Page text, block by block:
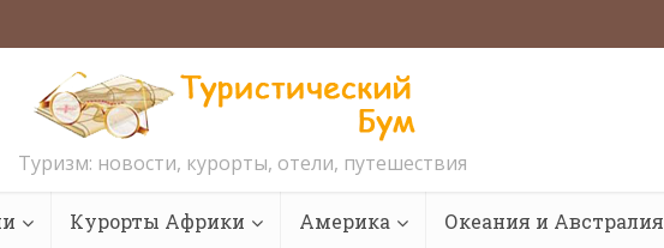
Туризм: новости, курорты, отели, путешествия
Курорты Африки Америка Океания и Австралия